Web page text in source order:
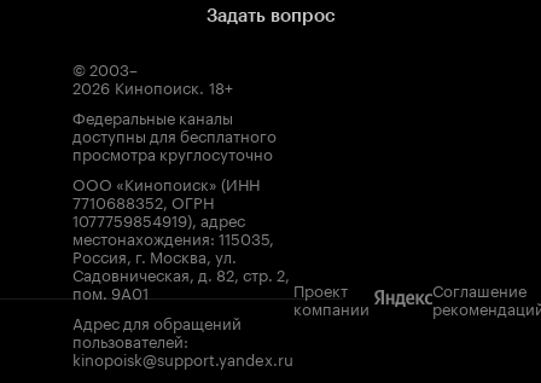
Задать вопрос
© 2003–
2026 Кинопоиск. 18+
Федеральные каналы
доступны для бесплатного
просмотра круглосуточно
ООО «Кинопоиск» (ИНН
7710688352, ОГРН
1077759854919), адрес
местонахождения: 115035,
Россия, г. Москва, ул.
Садовническая, д. 82, стр. 2,
пом. 9А01
Адрес для обращений
пользователей:
kinopoisk@support.yandex.ru
Проект
компании
Соглашение